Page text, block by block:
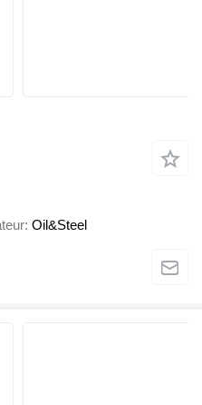
Oil&Steel